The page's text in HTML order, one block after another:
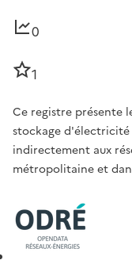
0
1
Ce registre présente
stockage
indirectement aux
métropolitaine et